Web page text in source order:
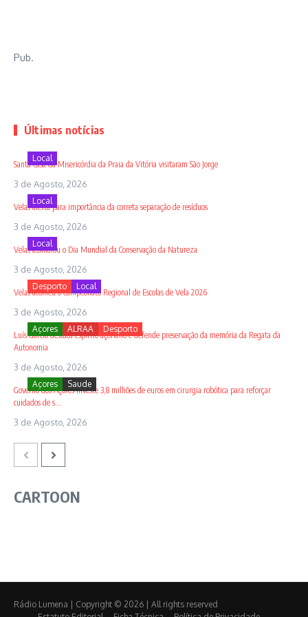
Pub.
Últimas notícias
Local
Santa Casa da Misericórdia da Praia da Vitória visitaram São Jorge
3 de Agosto, 2026
Local
Velas alerta para importância da correta separação de resíduos
3 de Agosto, 2026
Local
Velas assinalou o Dia Mundial da Conservação da Natureza
3 de Agosto, 2026
Desporto Local
Velas acolheu o Campeonato Regional de Escolas de Vela 2026
3 de Agosto, 2026
Açores ALRAA Desporto
Luís Garcia destaca espírito açoriano e defende preservação da memória da Regata da
Autonomia
3 de Agosto, 2026
Açores Saude
Governo dos Açores investe 3,8 milhões de euros em cirurgia robótica para reforçar
cuidados de s...
3 de Agosto, 2026
CARTOON
Rádio Lumena | Copyright © 2026 | All rights reserved